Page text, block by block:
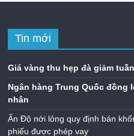
Tin mới
Giá vàng thu hẹp đà giảm
Ngân hàng Trung Quốc đồng
nhân
Ấn Độ nới lỏng quy định bán
phiếu được phép vay